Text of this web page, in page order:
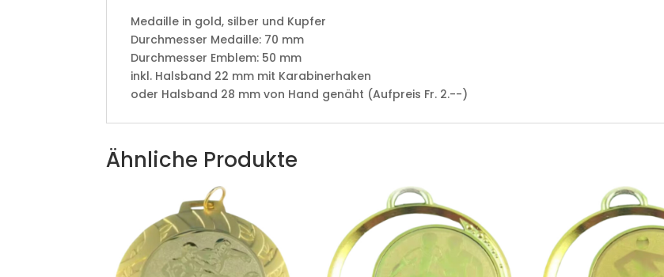
Medaille in gold, silber und Kupfer
​Durchmesser Medaille: 70 mm
Durchmesser Emblem: 50 mm
​inkl. Halsband 22 mm mit Karabinerhaken
oder Halsband 28 mm von Hand genäht (Aufpreis Fr. 2.--)
Ähnliche Produkte